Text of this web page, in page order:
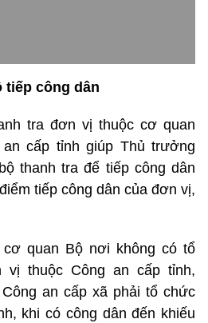
tiếp công dân
tra đơn vị thuộc cơ quan
cấp tỉnh giúp Thủ trưởng
thanh tra để tiếp công dân
tiếp công dân của đơn vị,
quan Bộ nơi không có tổ
vị thuộc Công an cấp tỉnh,
an cấp xã phải tổ chức
khi có công dân đến khiếu